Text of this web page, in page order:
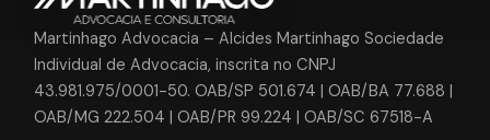
Martinhago Advocacia – Alcides Martinhago Sociedade
Individual de Advocacia, inscrita no CNPJ
43.981.975/0001-50. OAB/SP 501.674 | OAB/BA 77.688 |
OAB/MG 222.504 | OAB/PR 99.224 | OAB/SC 67518-A